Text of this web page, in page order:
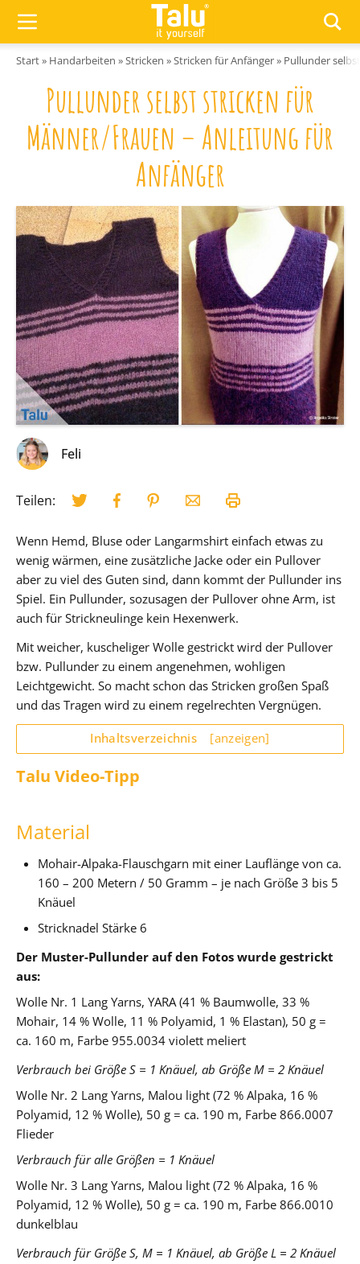
Start» Handarbeiten »Stricken »Stricken für Anfänger» Pullunder
Pullunder selbst stricken für
Männer/Frauen – Anleitung für
Anfänger
Feli
Teilen:
Wenn Hemd, Bluse oder Langarmshirt einfach etwas zu
wenig wärmen, eine zusätzliche Jacke oder ein Pullover
aber zu viel des Guten sind, dann kommt der Pullunder ins
Spiel. Ein Pullunder, sozusagen der Pullover ohne Arm, ist
auch für Strickneulinge kein Hexenwerk.
Mit weicher, kuscheliger Wolle gestrickt wird der Pullover
bzw. Pullunder zu einem angenehmen, wohligen
Leichtgewicht. So macht schon das Stricken großen Spaß
und das Tragen wird zu einem regelrechten Vergnügen.
Inhaltsverzeichnis [anzeigen]
Talu Video-Tipp
Material
Mohair-Alpaka-Flauschgarn mit einer Lauflänge von ca.
160 – 200 Metern / 50 Gramm – je nach Größe 3 bis 5
Knäuel
Stricknadel Stärke 6
Der Muster-Pullunder auf den Fotos wurde gestrickt
aus:
Wolle Nr. 1 Lang Yarns, YARA (41 % Baumwolle, 33 %
Mohair, 14 % Wolle, 11 % Polyamid, 1 % Elastan), 50 g =
ca. 160 m, Farbe 955.0034 violett meliert
Verbrauch bei Größe S = 1 Knäuel, ab Größe M = 2 Knäuel
Wolle Nr. 2 Lang Yarns, Malou light (72 % Alpaka, 16 %
Polyamid, 12 % Wolle), 50 g = ca. 190 m, Farbe 866.0007
Flieder
Verbrauch für alle Größen = 1 Knäuel
Wolle Nr. 3 Lang Yarns, Malou light (72 % Alpaka, 16 %
Polyamid, 12 % Wolle), 50 g = ca. 190 m, Farbe 866.0010
dunkelblau
Verbrauch für Größe S, M = 1 Knäuel, ab Größe L = 2 Knäuel